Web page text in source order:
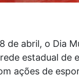
de abril, o Dia
estadual
ações de